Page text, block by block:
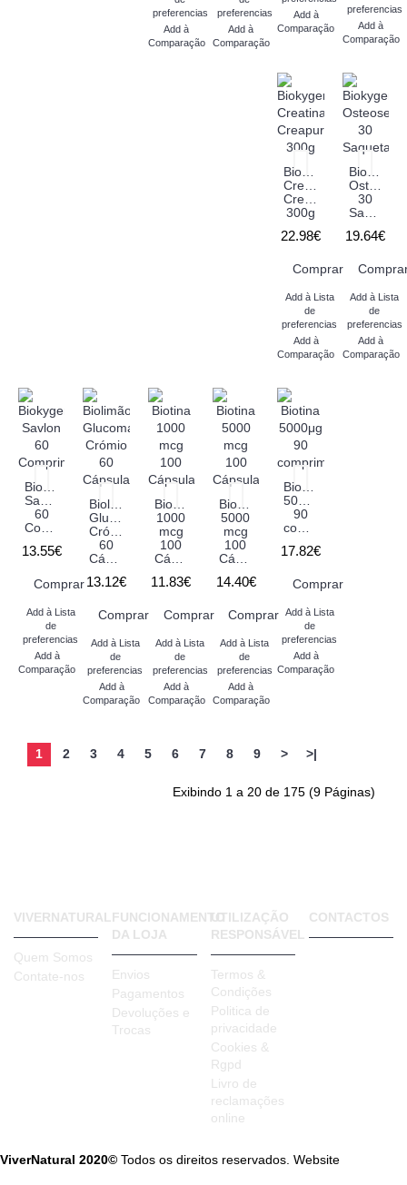
preferencias
Add à
Comparação
preferencias
Add à
Comparação
Add à
Comparação
preferencias
Add à
Comparação
Biokygen
Creatina
Creapure
300g
22.98€
Comprar
Add à Lista
de
preferencias
Add à
Comparação
Biokygen
30
Saquetas
19.64€
Add à Lista
de
preferencias
Add à
Comparação
Biokygen
Savlon
60
Comprimidos
13.55€
Comprar
Add à Lista
de
preferencias
Add à
Comparação
Biolimão
Glucomanano
Crómio
60
Cápsulas
13.12€
Comprar
Add à Lista
de
preferencias
Add à
Comparação
Biotina
1000
mcg
100
Cápsulas
11.83€
Comprar
Add à Lista
de
preferencias
Add à
Comparação
Biotina
5000
mcg
100
Cápsulas
14.40€
Comprar
Add à Lista
de
preferencias
Add à
Comparação
Biotina
5000μg
90
comprimidos
17.82€
Comprar
Add à Lista
de
preferencias
Add à
Comparação
1 2 3 4 5 6 7 8 9 > >|
Exibindo 1 a 20 de 175 (9 Páginas)
VIVERNATURAL
Quem Somos
Contate-nos
FUNCIONAMENTO
DA LOJA
Envios
Pagamentos
Devoluções e
Trocas
UTILIZAÇÃO
RESPONSÁVEL
Termos &
Condições
Politica de
privacidade
Cookies &
Rgpd
Livro de
reclamações
online
CONTACTOS
ViverNatural 2020© Todos os direitos reservados. Website